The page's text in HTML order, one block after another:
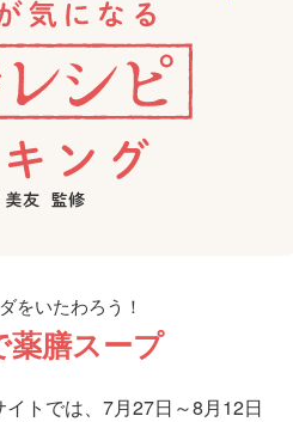
をいたわろう！
薬膳スープ
イトでは、7月27日～8月12日